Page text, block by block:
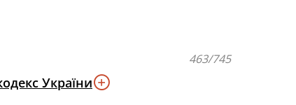
463/745
України